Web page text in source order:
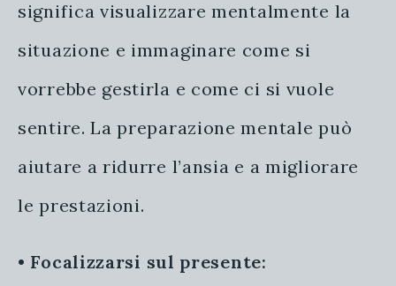
significa visualizzare mentalmente la
situazione e immaginare come si
vorrebbe gestirla e come ci si vuole
sentire. La preparazione mentale può
aiutare a ridurre l’ansia e a migliorare
le prestazioni.
• Focalizzarsi sul presente: